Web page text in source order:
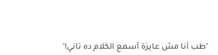
"طب أنا مش عايزة أسمع الكلام ده تاني!"